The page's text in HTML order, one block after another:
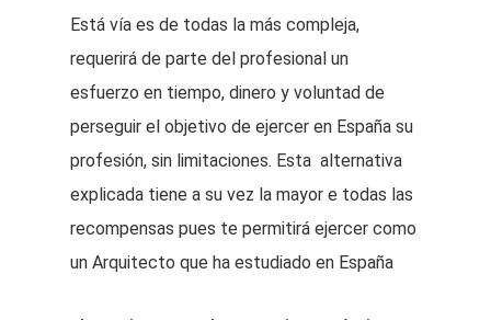
Está vía es de todas la más compleja,
requerirá de parte del profesional un
esfuerzo en tiempo, dinero y voluntad de
perseguir el objetivo de ejercer en España su
profesión, sin limitaciones. Esta alternativa
explicada tiene a su vez la mayor e todas las
recompensas pues te permitirá ejercer como
un Arquitecto que ha estudiado en España